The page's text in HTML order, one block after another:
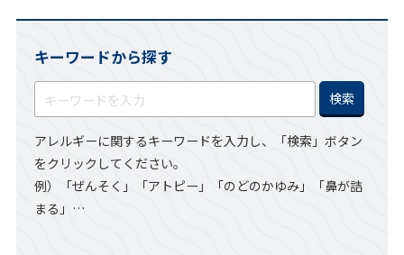
キーワードから探す
検
索:
アレルギーに関するキーワードを入力し、「検索」ボタン
をクリックしてください。
例）「ぜんそく」「アトピー」「のどのかゆみ」「鼻が詰
まる」…